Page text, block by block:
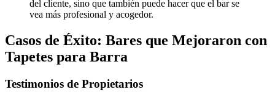
del cliente, sino que también puede hacer que el bar se
vea más profesional y acogedor.
Casos de Éxito: Bares que Mejoraron con
Tapetes para Barra
Testimonios de Propietarios